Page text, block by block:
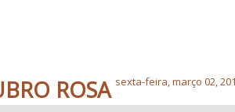
ROSA sexta-feira, março 02,